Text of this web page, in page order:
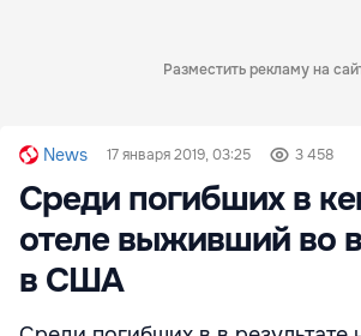
Разместить рекламу на
News 17 января 2019, 03:25 3 458
Среди погибших в
отеле выживший во
в США